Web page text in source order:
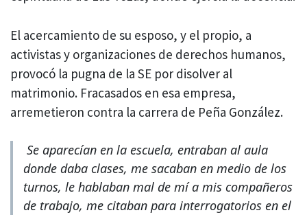
El acercamiento de su esposo, y el propio, a
activistas y organizaciones de derechos humanos,
provocó la pugna de la SE por disolver al
matrimonio. Fracasados en esa empresa,
arremetieron contra la carrera de Peña González.
Se aparecían en la escuela, entraban al aula
donde daba clases, me sacaban en medio de los
turnos, le hablaban mal de mí a mis compañeros
de trabajo, me citaban para interrogatorios en el